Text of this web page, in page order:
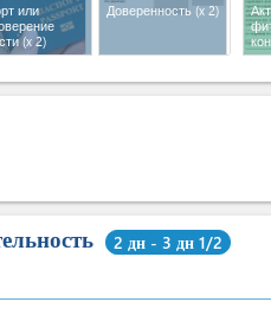
или
(x 2)
Доверенность (x 2)
2 дн - 3 дн 1/2